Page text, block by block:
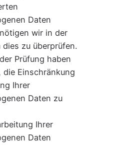
Daten
wir in der
dies zu überprüfen.
Prüfung haben
die Einschränkung
Ihrer
Daten zu
Ihrer
Daten